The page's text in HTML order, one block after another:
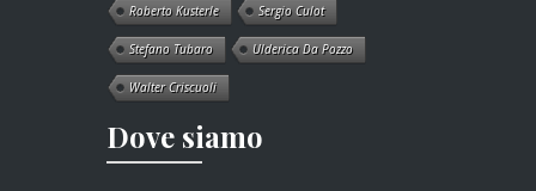
Roberto Kusterle Sergio Culot
Stefano Tubaro Ulderica Da Pozzo
Walter Criscuoli
Dove siamo